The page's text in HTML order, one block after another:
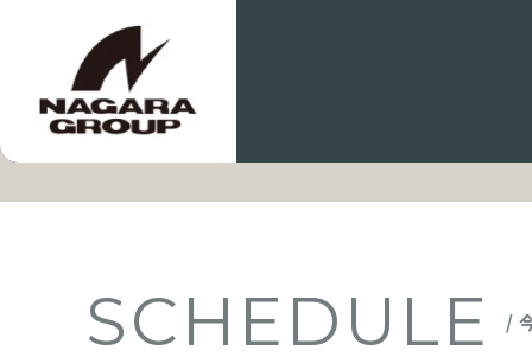
SCHEDULE /